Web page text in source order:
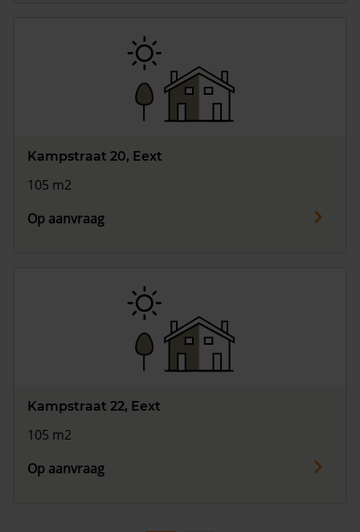
Kampstraat 20, Eext
105 m2
Op aanvraag
Kampstraat 22, Eext
105 m2
Op aanvraag